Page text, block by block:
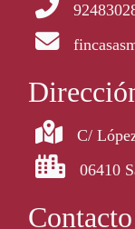
C/
06410
Contacto